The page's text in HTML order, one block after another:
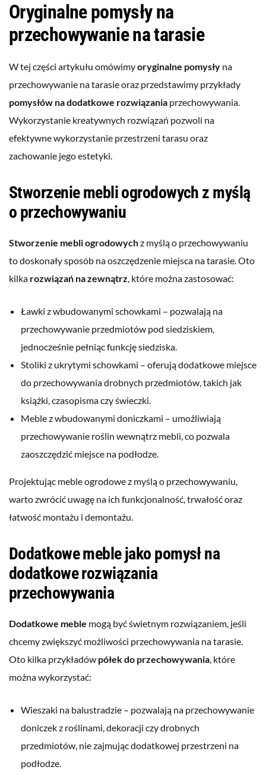
Oryginalne pomysły na
przechowywanie na tarasie
W tej części artykułu omówimyoryginalne pomysły na
przechowywanie na tarasie oraz przedstawimy przykłady
pomysłów na dodatkowe rozwiązania przechowywania.
Wykorzystanie kreatywnych rozwiązań pozwoli na
efektywne wykorzystanie przestrzeni tarasu oraz
zachowanie jego estetyki.
Stworzenie mebli ogrodowych z myślą
o przechowywaniu
Stworzenie mebli ogrodowychz myślą o przechowywaniu
to doskonały sposób na oszczędzenie miejsca na tarasie. Oto
kilka rozwiązań na zewnątrz, które można zastosować:
Ławki z wbudowanymi schowkami – pozwalają na
przechowywanie przedmiotów pod siedziskiem,
jednocześnie pełniąc funkcję siedziska.
Stoliki z ukrytymi schowkami – oferują dodatkowe miejsce
do przechowywania drobnych przedmiotów, takich jak
książki, czasopisma czy świeczki.
Meble z wbudowanymi doniczkami – umożliwiają
przechowywanie roślin wewnątrz mebli, co pozwala
zaoszczędzić miejsce na podłodze.
Projektując meble ogrodowe z myślą o przechowywaniu,
warto zwrócić uwagę na ich funkcjonalność, trwałość oraz
łatwość montażu i demontażu.
Dodatkowe meble jako pomysł na
dodatkowe rozwiązania
przechowywania
Dodatkowe meble mogą być świetnym rozwiązaniem, jeśli
chcemy zwiększyć możliwości przechowywania na tarasie.
Oto kilka przykładów półek do przechowywania, które
można wykorzystać:
Wieszaki na balustradzie – pozwalają na przechowywanie
doniczek z roślinami, dekoracji czy drobnych
przedmiotów, nie zajmując dodatkowej przestrzeni na
podłodze.